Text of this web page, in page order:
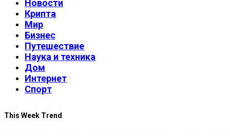
Новости
Крипта
Мир
Бизнес
Путешествие
Наука и техника
Дом
Интернет
Спорт
This Week Trend